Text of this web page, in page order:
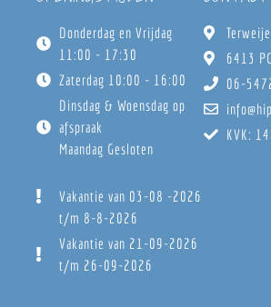
Donderdag en Vrijdag
11:00 - 17:30
Zaterdag 10:00 - 16:00
Dinsdag & Woensdag op
afspraak
Maandag Gesloten
Vakantie van 03-08 -2026
t/m 8-8-2026
Vakantie van 21-09-2026
t/m 26-09-2026
6413
06-
KVK: